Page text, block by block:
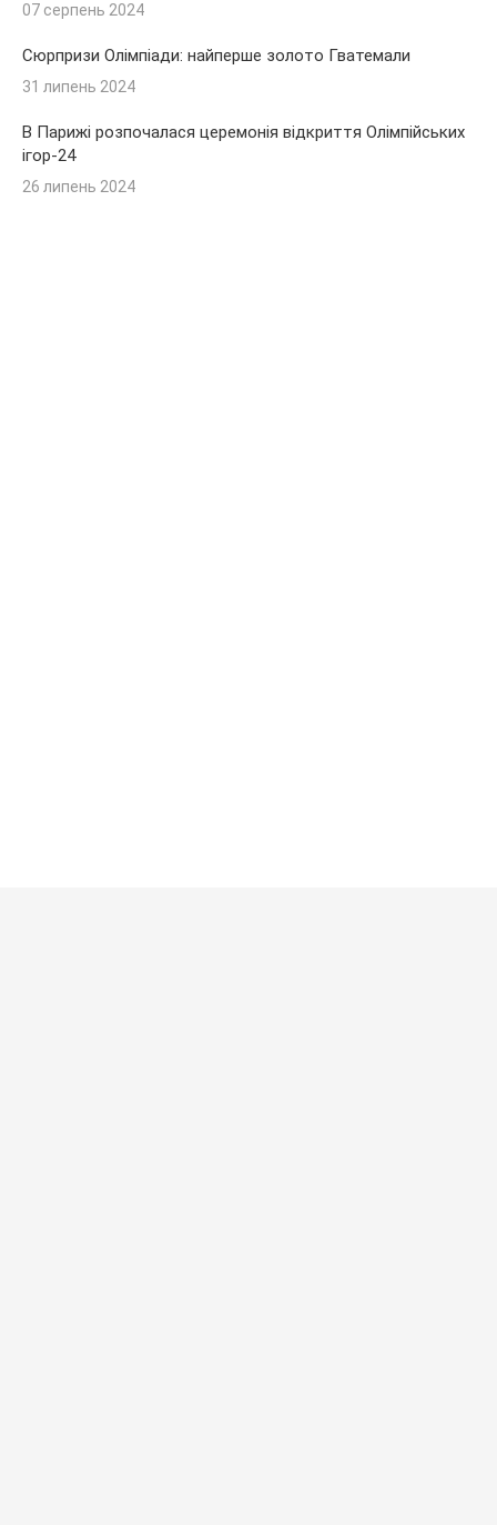
07 серпень 2024
Сюрпризи Олімпіади: найперше золото Гватемали
31 липень 2024
В Парижі розпочалася церемонія відкриття Олімпійських
ігор-24
26 липень 2024